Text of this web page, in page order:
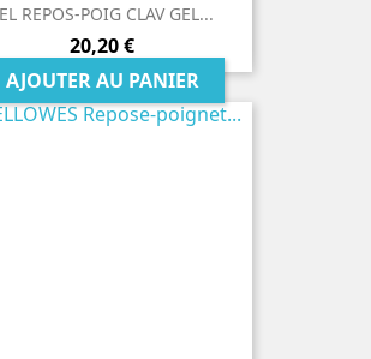
REPOS-POIG CLAV GEL...
Prix
20,20 €
AJOUTER AU PANIER